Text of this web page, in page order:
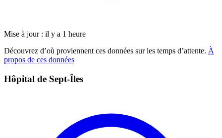
Mise à jour : il y a 1 heure
Découvrez d’où proviennent ces données sur les temps d’attente. À
propos de ces données
Hôpital de Sept-Îles